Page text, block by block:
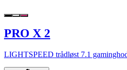
PRO X 2
LIGHTSPEED trådløst 7.1